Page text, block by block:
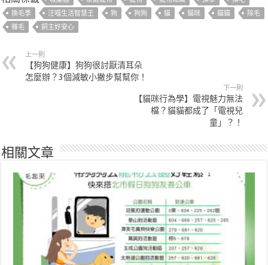
換毛季
汪喵生活智慧王 狗 狗狗 貓 貓咪 貓貓
除毛
雜毛
飼主好安心
上一則
【狗狗健康】狗狗很討厭清耳朵
怎麼辦？3個減敏小撇步幫幫你！
下一則
【貓咪行為學】電視魅力無法
檔？貓貓都成了「電視兒
童」？！
相關文章